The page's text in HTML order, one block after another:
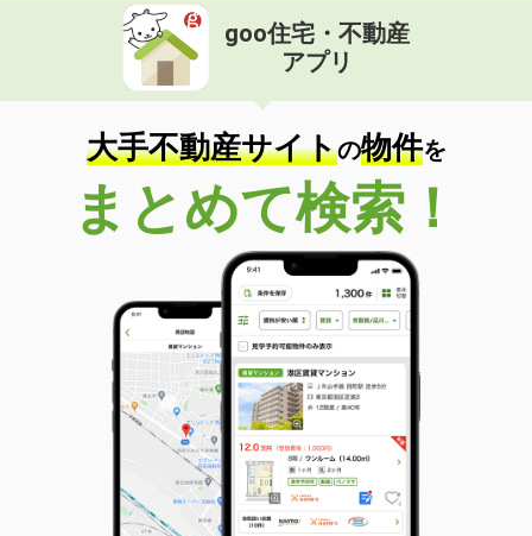
goo住宅・不動産
アプリ
大手不動産サイトの物件を
まとめて検索！